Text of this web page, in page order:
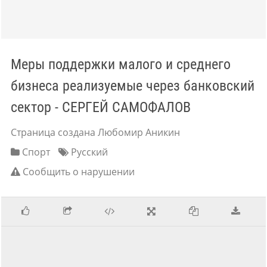
Меры поддержки малого и среднего
бизнеса реализуемые через банковский
сектор - СЕРГЕЙ САМОФАЛОВ
Страница создана Любомир Аникин
Спорт
Русский
Сообщить о нарушении